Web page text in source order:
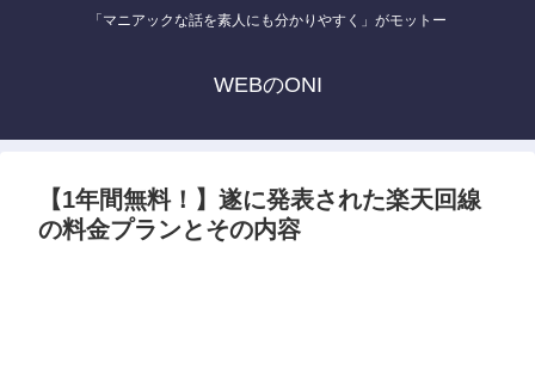
「マニアックな話を素人にも分かりやすく」がモットー
WEBのONI
【1年間無料！】遂に発表された楽天回線
の料金プランとその内容